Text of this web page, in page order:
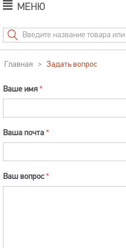
МЕНЮ
Главная > Задать вопрос
Ваше имя
Ваша почта
Ваш вопрос